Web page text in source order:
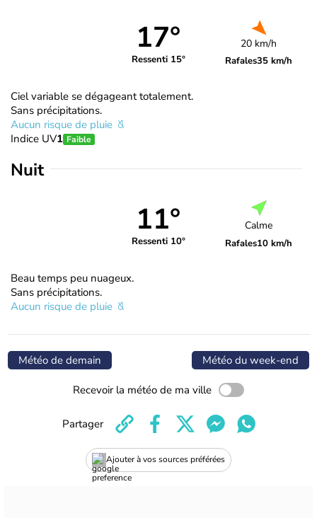
17°
Ressenti 15°
20 km/h
Rafales35 km/h
Ciel variable se dégageant totalement.
Sans précipitations.
Aucun risque de pluie
Indice UV1 Faible
Nuit
11°
Ressenti 10°
Calme
Rafales10 km/h
Beau temps peu nuageux.
Sans précipitations.
Aucun risque de pluie
Météo de demain Météo du week-end
Recevoir la météo de ma ville
Ajouter à vos sources préférées
Partager